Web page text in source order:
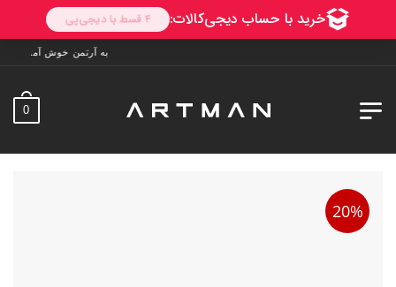
به آرتمن خوش آمدید. ارسال به سراسر ایران. 7 روز فرصت
0
20%